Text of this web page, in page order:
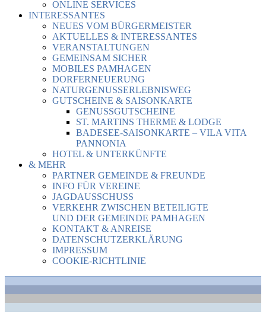
ONLINE SERVICES
INTERESSANTES
NEUES VOM BÜRGERMEISTER
AKTUELLES & INTERESSANTES
VERANSTALTUNGEN
GEMEINSAM SICHER
MOBILES PAMHAGEN
DORFERNEUERUNG
NATURGENUSSERLEBNISWEG
GUTSCHEINE & SAISONKARTE
GENUSSGUTSCHEINE
ST. MARTINS THERME & LODGE
BADESEE-SAISONKARTE – VILA VITA
PANNONIA
HOTEL & UNTERKÜNFTE
& MEHR
PARTNER GEMEINDE & FREUNDE
INFO FÜR VEREINE
JAGDAUSSCHUSS
VERKEHR ZWISCHEN BETEILIGTE
UND DER GEMEINDE PAMHAGEN
KONTAKT & ANREISE
DATENSCHUTZERKLÄRUNG
IMPRESSUM
COOKIE-RICHTLINIE